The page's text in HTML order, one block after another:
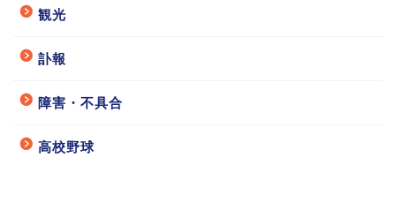
観光
訃報
障害・不具合
高校野球